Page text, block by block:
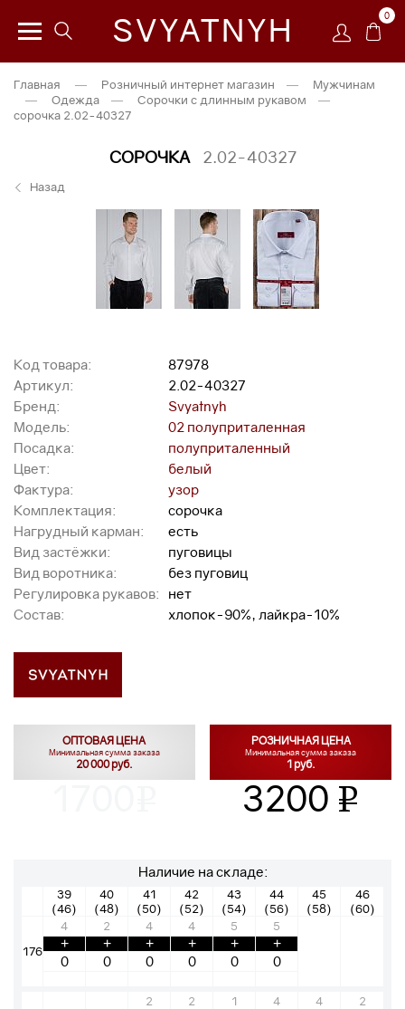
SVYATNYH 0
Главная — Розничный интернет магазин —
Мужчинам
—
Одежда — Сорочки с длинным рукавом
—
сорочка 2.02-40327
СОРОЧКА 2.02-40327
Назад
Код товара:
87978
Артикул:
2.02-40327
Бренд:
Svyatnyh
Модель:
02 полуприталенная
Посадка:
полуприталенный
Цвет:
белый
Фактура:
узор
Комплектация:
сорочка
Нагрудный карман:
есть
Вид застёжки:
пуговицы
Вид воротника:
без пуговиц
Регулировка рукавов:
нет
Состав:
хлопок-90%, лайкра-10%
ОПТОВАЯ ЦЕНА
Минимальная сумма заказа
20 000 руб.
РОЗНИЧНАЯ ЦЕНА
Минимальная сумма заказа
1 руб.
3200 v
Наличие на складе:
39
(46)
40
(48)
41
(50)
42
(52)
43
(54)
44
(56)
45
(58)
46
(60)
176
4
+
2
+
4
+
4
+
5
+
5
+
2 2 1 4 4 2